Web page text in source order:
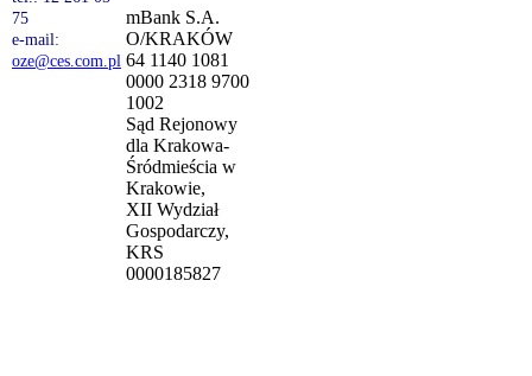
75
e-mail:
oze@ces.com.pl
mBank S.A.
O/KRAKÓW
64 1140 1081
0000 2318 9700
1002
Sąd Rejonowy
dla Krakowa-
Śródmieścia w
Krakowie,
XII Wydział
Gospodarczy,
KRS
0000185827